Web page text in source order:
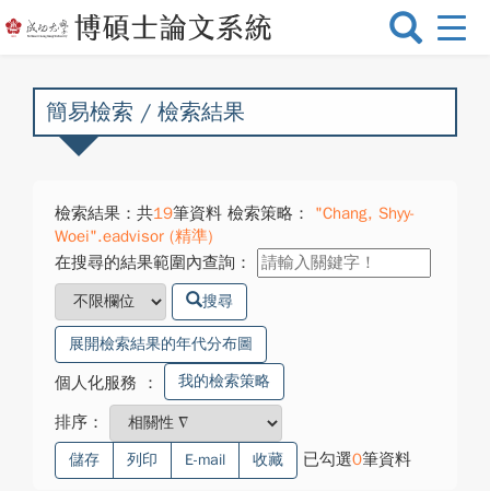
選
換
簡易檢索 / 檢索結果
檢索結果：共19筆資料 檢索策略：
"Chang, Shyy-
Woei".eadvisor (精準)
在搜尋的結果範圍內查詢：
搜尋
展開檢索結果的年代分布圖
個人化服務 ： 我的檢索策略
排序：
儲存 列印 E-mail 收藏 已勾選0筆資料